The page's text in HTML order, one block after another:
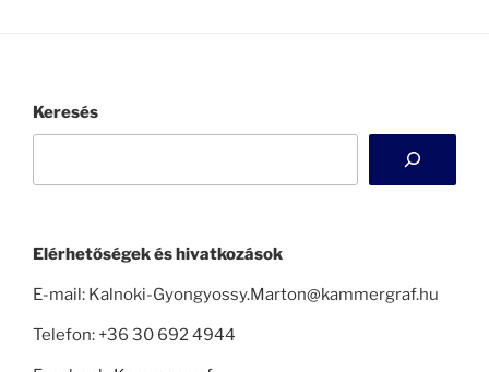
Keresés
Elérhetőségek és hivatkozások
E-mail: Kalnoki-Gyongyossy.Marton@kammergraf.hu
Telefon: +36 30 692 4944